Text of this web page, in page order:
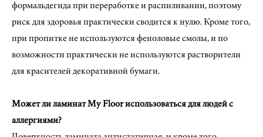
формальдегида при переработке и распиливании, поэтому
риск для здоровья практически сводится к нулю. Кроме того,
при пропитке не используются феноловые смолы, и по
возможности практически не используются растворители
для красителей декоративной бумаги.
Может ли ламинат My Floor использоваться для людей с
аллергиями?